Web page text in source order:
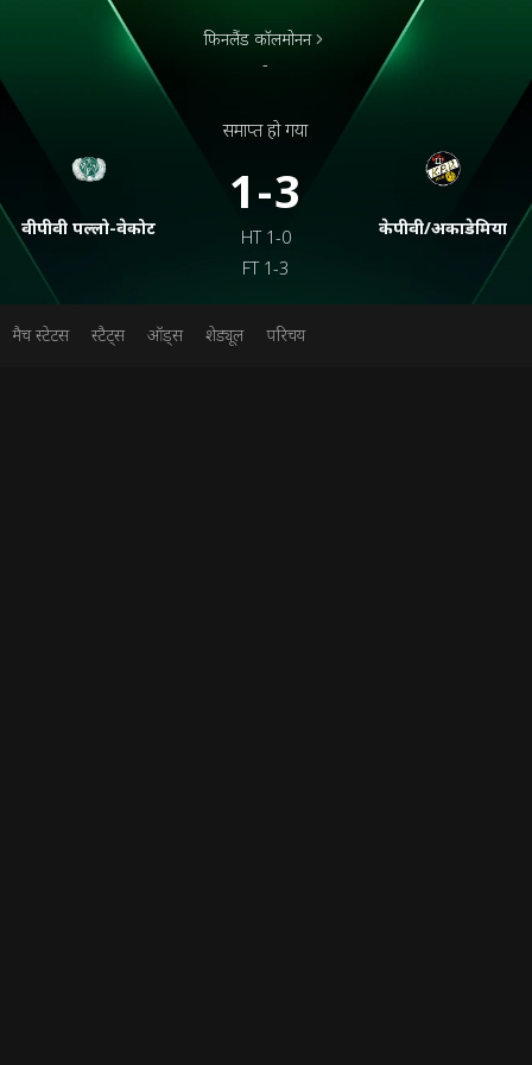
वीपीवी पल्लो-वेकोट
फिनलैंड कॉलमोनन
-
समाप्त हो गया
1-3
HT 1-0
FT 1-3
केपीवी/अकाडेमिया
मैच स्टेटस स्टैट्स ऑड्स शेड्यूल परिचय